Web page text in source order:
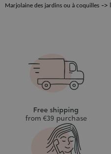
Marjolaine des jardins ou à coquilles ->
Free shipping
from €39 purchase